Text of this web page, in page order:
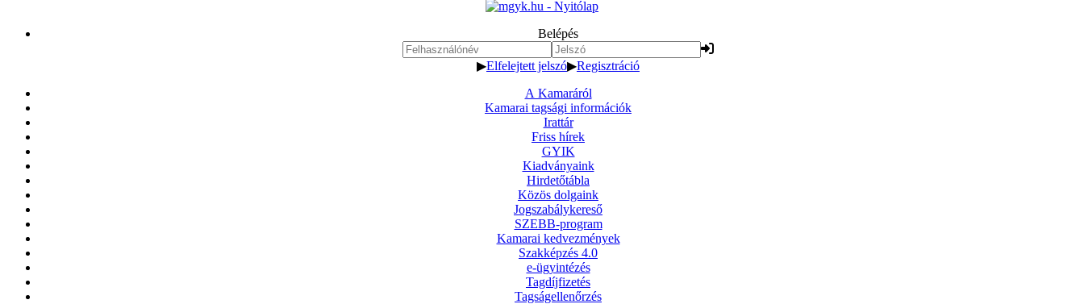
Belépés
▶Elfelejtett jelszó▶Regisztráció
A Kamaráról
Kamarai tagsági információk
Irattár
Friss hírek
GYIK
Kiadványaink
Hirdetőtábla
Közös dolgaink
Jogszabálykereső
SZEBB-program
Kamarai kedvezmények
Szakképzés 4.0
e-ügyintézés
Tagdíjfizetés
Tagságellenőrzés